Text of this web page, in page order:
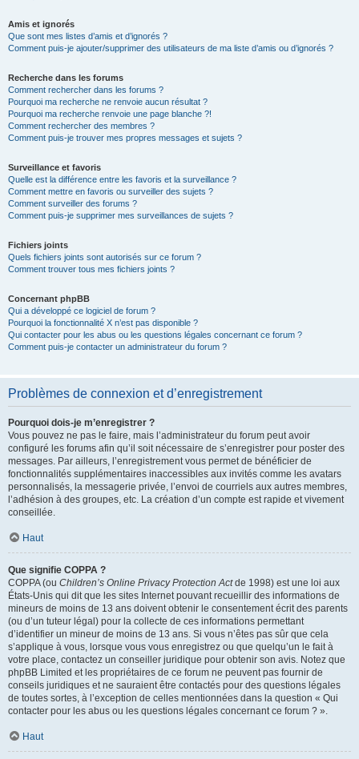
Amis et ignorés
Que sont mes listes d’amis et d’ignorés ?
Comment puis-je ajouter/supprimer des utilisateurs de ma liste d’amis ou d’ignorés ?
Recherche dans les forums
Comment rechercher dans les forums ?
Pourquoi ma recherche ne renvoie aucun résultat ?
Pourquoi ma recherche renvoie une page blanche ?!
Comment rechercher des membres ?
Comment puis-je trouver mes propres messages et sujets ?
Surveillance et favoris
Quelle est la différence entre les favoris et la surveillance ?
Comment mettre en favoris ou surveiller des sujets ?
Comment surveiller des forums ?
Comment puis-je supprimer mes surveillances de sujets ?
Fichiers joints
Quels fichiers joints sont autorisés sur ce forum ?
Comment trouver tous mes fichiers joints ?
Concernant phpBB
Qui a développé ce logiciel de forum ?
Pourquoi la fonctionnalité X n’est pas disponible ?
Qui contacter pour les abus ou les questions légales concernant ce forum ?
Comment puis-je contacter un administrateur du forum ?
Problèmes de connexion et d’enregistrement
Pourquoi dois-je m’enregistrer ?
Vous pouvez ne pas le faire, mais l’administrateur du forum peut avoir
configuré les forums afin qu’il soit nécessaire de s’enregistrer pour poster des
messages. Par ailleurs, l’enregistrement vous permet de bénéficier de
fonctionnalités supplémentaires inaccessibles aux invités comme les avatars
personnalisés, la messagerie privée, l’envoi de courriels aux autres membres,
l’adhésion à des groupes, etc. La création d’un compte est rapide et vivement
conseillée.
Haut
Que signifie COPPA ?
COPPA (ou Children’s Online Privacy Protection Actde 1998) est une loi aux
États-Unis qui dit que les sites Internet pouvant recueillir des informations de
mineurs de moins de 13 ans doivent obtenir le consentement écrit des parents
(ou d’un tuteur légal) pour la collecte de ces informations permettant
d’identifier un mineur de moins de 13 ans. Si vous n’êtes pas sûr que cela
s’applique à vous, lorsque vous vous enregistrez ou que quelqu’un le fait à
votre place, contactez un conseiller juridique pour obtenir son avis. Notez que
phpBB Limited et les propriétaires de ce forum ne peuvent pas fournir de
conseils juridiques et ne sauraient être contactés pour des questions légales
de toutes sortes, à l’exception de celles mentionnées dans la question « Qui
contacter pour les abus ou les questions légales concernant ce forum ? ».
Haut